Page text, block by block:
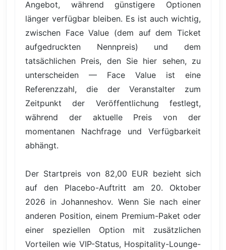
Angebot, während günstigere Optionen
länger verfügbar bleiben. Es ist auch wichtig,
zwischen Face Value (dem auf dem Ticket
aufgedruckten Nennpreis) und dem
tatsächlichen Preis, den Sie hier sehen, zu
unterscheiden — Face Value ist eine
Referenzzahl, die der Veranstalter zum
Zeitpunkt der Veröffentlichung festlegt,
während der aktuelle Preis von der
momentanen Nachfrage und Verfügbarkeit
abhängt.
Der Startpreis von 82,00 EUR bezieht sich
auf den Placebo-Auftritt am 20. Oktober
2026 in Johanneshov. Wenn Sie nach einer
anderen Position, einem Premium-Paket oder
einer speziellen Option mit zusätzlichen
Vorteilen wie VIP-Status, Hospitality-Lounge-